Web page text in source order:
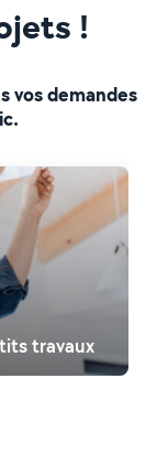
!
vos demandes
travaux